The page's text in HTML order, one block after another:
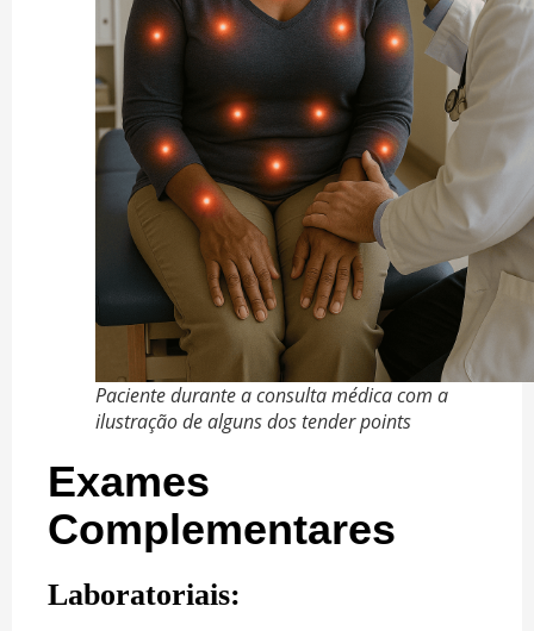
Paciente durante a consulta médica com a
ilustração de alguns dos tender points
Exames
Complementares
Laboratoriais: